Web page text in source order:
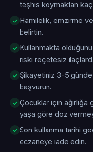
teşhis koymaktan
Hamilelik, emzirme
belirtin.
Kullanmakta
riski reçetesiz
Şikayetiniz 3-5
başvurun.
Çocuklar için ağırlığa
yaşa göre doz
Son kullanma tarihi
eczaneye iade edin.